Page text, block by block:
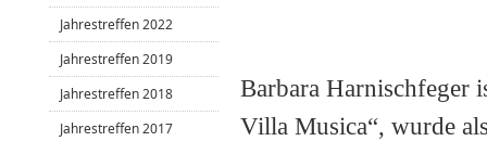
Barbara Harnischfeger
Villa Musica“, wurde
Jahrestreffen 2022
Jahrestreffen 2019
Jahrestreffen 2018
Jahrestreffen 2017